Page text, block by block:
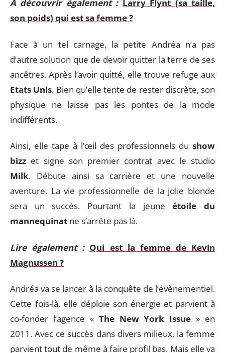
A découvrir également : Larry Flynt (sa taille,
son poids) qui est sa femme ?
Face à un tel carnage, la petite Andréa n’a pas
d’autre solution que de devoir quitter la terre de ses
ancêtres. Après l’avoir quitté, elle trouve refuge aux
Etats Unis. Bien qu’elle tente de rester discrète, son
physique ne laisse pas les pontes de la mode
indifférents.
Ainsi, elle tape à l’œil des professionnels du show
bizz et signe son premier contrat avec le studio
Milk. Débute ainsi sa carrière et une nouvelle
aventure. La vie professionnelle de la jolie blonde
sera un succès. Pourtant la jeuneétoile du
mannequinat ne s’arrête pas là.
Lire également : Qui est la femme de Kevin
Magnussen ?
Andréa va se lancer à la conquête de l’évènementiel.
Cette fois-là, elle déploie son énergie et parvient à
co-fonder l’agence « The New York Issue » en
2011. Avec ce succès dans divers milieux, la femme
parvient tout de même à faire profil bas. Mais elle va